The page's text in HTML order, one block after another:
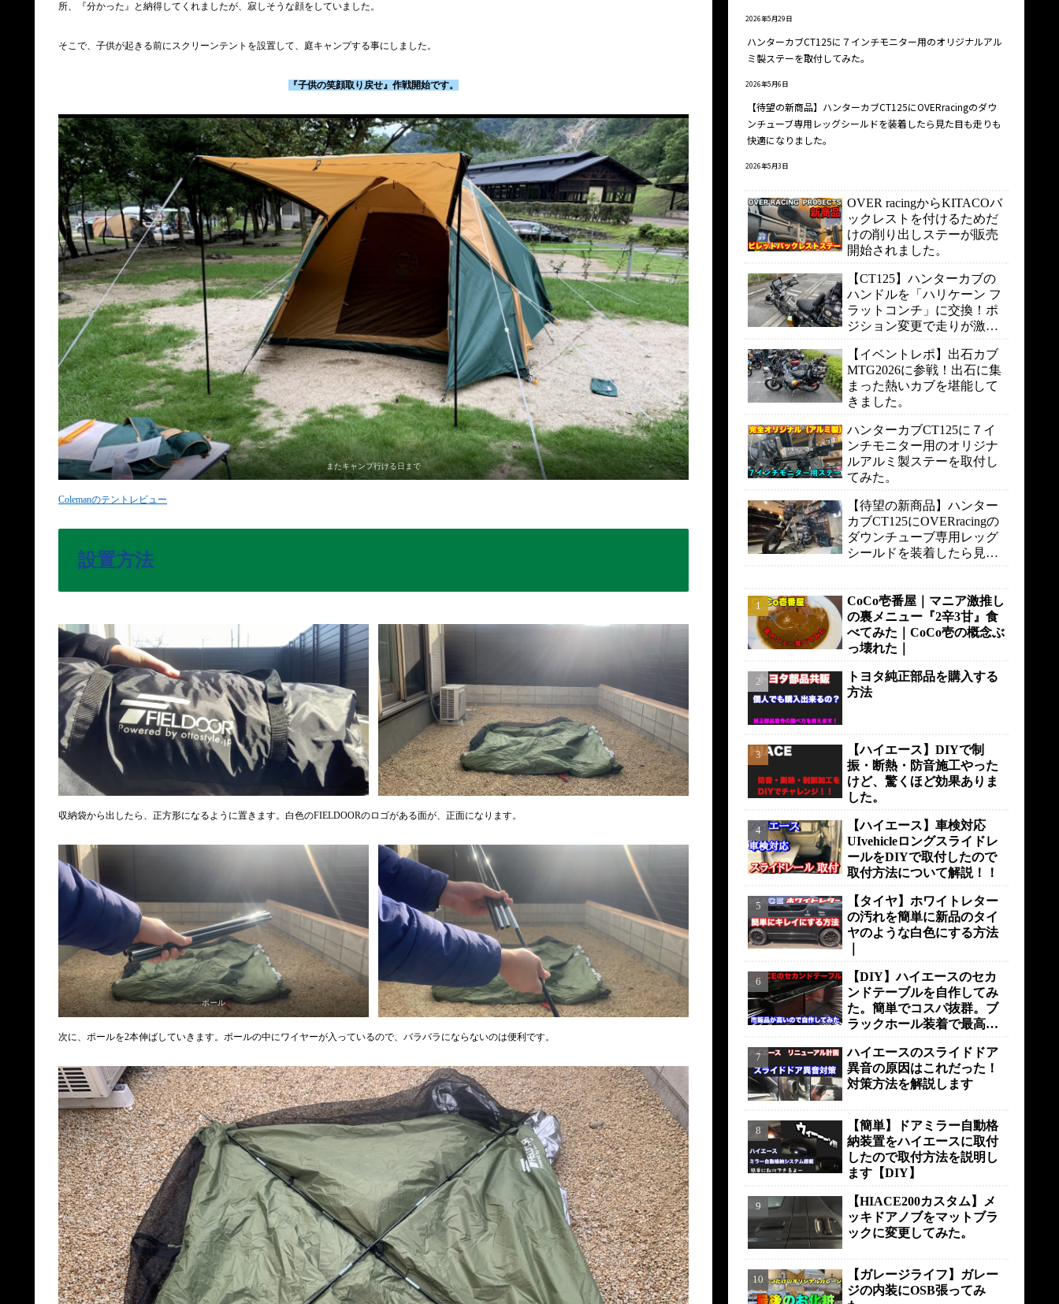
所、『分かった』と納得してくれましたが、寂しそうな顔をしていました。
そこで、子供が起きる前にスクリーンテントを設置して、庭キャンプする事にしました。
『子供の笑顔取り戻せ』作戦開始です。
またキャンプ行ける日まで
Colemanのテントレビュー
設置方法
収納袋から出したら、正方形になるように置きます。白色のFIELDOORのロゴがある面が、正面になります。
ポール
次に、ポールを2本伸ばしていきます。ポールの中にワイヤーが入っているので、バラバラにならないのは便利です。
2026年5月29日
ハンターカブCT125に７インチモニター用のオリジナルアル
ミ製ステーを取付してみた。
2026年5月6日
【待望の新商品】ハンターカブCT125にOVERracingのダウ
ンチューブ専用レッグシールドを装着したら見た目も走りも
快適になりました。
2026年5月3日
OVER racingからKITACOバ
ックレストを付けるためだ
けの削り出しステーが販売
開始されました。
【CT125】ハンターカブの
ハンドルを「ハリケーン フ
ラットコンチ」に交換！ポ
ジション変更で走りが激変
【イベントレポ】出石カブ
MTG2026に参戦！出石に集
まった熱いカブを堪能して
きました。
ハンターカブCT125に７イ
ンチモニター用のオリジナ
ルアルミ製ステーを取付し
てみた。
【待望の新商品】ハンター
カブCT125にOVERracingの
ダウンチューブ専用レッグ
シールドを装着したら見た
CoCo壱番屋｜マニア激推し
の裏メニュー『2辛3甘』食
べてみた｜CoCo壱の概念ぶ
っ壊れた｜
トヨタ純正部品を購入する
方法
【ハイエース】DIYで制
振・断熱・防音施工やった
けど、驚くほど効果ありま
した。
【ハイエース】車検対応
UIvehicleロングスライドレ
ールをDIYで取付したので
取付方法について解説！！
【タイヤ】ホワイトレター
の汚れを簡単に新品のタイ
ヤのような白色にする方法
【DIY】ハイエースのセカ
ンドテーブルを自作してみ
た。簡単でコスパ抜群。ブ
ラックホール装着で最高の
ハイエースのスライドドア
異音の原因はこれだった！
対策方法を解説します
【簡単】ドアミラー自動格
納装置をハイエースに取付
したので取付方法を説明し
ます【DIY】
【HIACE200カスタム】メ
ッキドアノブをマットブラ
ックに変更してみた。
【ガレージライフ】ガレー
ジの内装にOSB張ってみ